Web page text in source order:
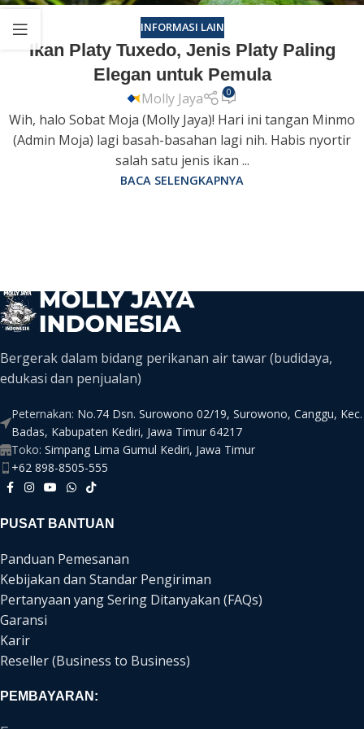
INFORMASI LAIN
Ikan Platy Tuxedo, Jenis Platy Paling
Elegan untuk Pemula
Molly Jaya 0
Wih, halo Sobat Moja (Molly Jaya)! Hari ini tangan Minmo
(Admin Moja) lagi basah-basahan lagi nih. Habis nyortir
salah satu jenis ikan ...
BACA SELENGKAPNYA
Bergerak dalam bidang perikanan air tawar (budidaya,
edukasi dan penjualan)
Peternakan: No.74 Dsn. Surowono 02/19, Surowono, Canggu, Kec.
Badas, Kabupaten Kediri, Jawa Timur 64217
Toko: Simpang Lima Gumul Kediri, Jawa Timur
+62 898-8505-555
PUSAT BANTUAN
Panduan Pemesanan
Kebijakan dan Standar Pengiriman
Pertanyaan yang Sering Ditanyakan (FAQs)
Garansi
Karir
Reseller (Business to Business)
PEMBAYARAN: